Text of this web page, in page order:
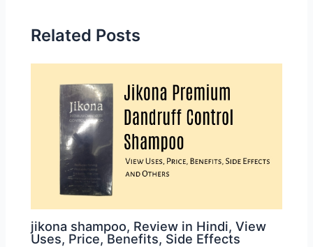
Related Posts
jikona shampoo, Review in Hindi, View
Uses, Price, Benefits, Side Effects